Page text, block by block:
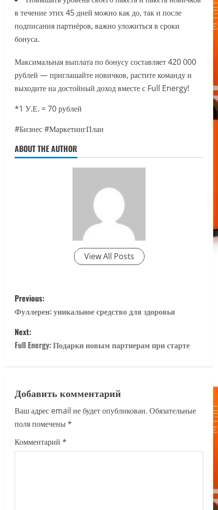
в течение этих 45 дней можно как до, так и после
подписания партнёров, важно уложиться в сроки
бонуса.
Максимальная выплата по бонусу составляет 420 000
рублей — приглашайте новичков, растите команду и
выходите на достойный доход вместе с Full Energy!
*1 У.Е. = 70 рублей
#Бизнес #МаркетингПлан
ABOUT THE AUTHOR
View All Posts
P
o
s
t
a
v
i
g
Previous:
Фуллерен: уникальное средство для здоровья
Next:
Full Energy: Подарки новым партнерам при старте
Добавить комментарий
Ваш адрес email не будет опубликован. Обязательные
поля помечены*
Комментарий *